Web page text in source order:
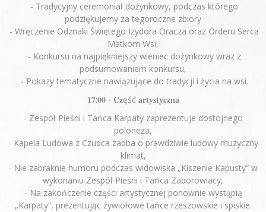
- Tradycyjny ceremoniał dożynkowy, podczas którego
podziękujemy za tegoroczne zbiory
- Wręczenie Odznaki Świętego Izydora Oracza oraz Orderu Serca
Matkom Wsi,
- Konkursu na najpiękniejszy wieniec dożynkowy wraz z
podsumowaniem konkursu,
- Pokazy tematyczne nawiązujące do tradycji i życia na wsi.
𝟏𝟕:𝟎𝟎 - 𝐂𝐳ęść 𝐚𝐫𝐭𝐲𝐬𝐭𝐲𝐜𝐳𝐧𝐚
- Zespół Pieśni i Tańca Karpaty zaprezentuje dostojnego
poloneza,
- Kapela Ludowa z Czudca zadba o prawdziwie ludowy muzyczny
klimat,
- Nie zabraknie humoru podczas widowiska „Kiszenie Kapusty” w
wykonaniu Zespół Pieśni i Tańca Zaborowiacy,
- Na zakończenie części artystycznej ponownie wystąpią
„Karpaty”, prezentując żywiołowe tańce rzeszowskie i spiskie.